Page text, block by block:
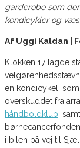
garderobe som
kondicykler og
Af Uggi Kaldan |
Klokken 17 lagde
en kondicykel,
overskuddet fra
håndboldklub , samt
i bilen på vej til